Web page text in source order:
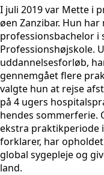
I juli 2019 var Mette i
øen Zanzibar. Hun
professionsbachelor i
Professionshøjskole.
uddannelsesforløb,
gennemgået flere
valgte hun at rejse
på 4 ugers
hendes sommerferie.
ekstra praktikperiode
forklarer, har
global sygepleje og
land.